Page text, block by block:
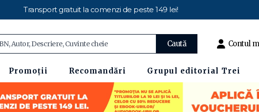
Transport gratuit la comenzi de peste 149 lei!
Caută Contul
Promoții Recomandări Grupul editorial Trei